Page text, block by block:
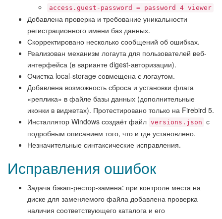
access.guest-password = password 4 viewer
Добавлена проверка и требование уникальности
регистрационного имени баз данных.
Скорректировано несколько сообщений об ошибках.
Реализован механизм логаута для пользователей веб-
интерфейса (в варианте digest-авторизации).
Очистка local-storage совмещена с логаутом.
Добавлена возможность сброса и установки флага
«реплика» в файле базы данных (дополнительные
иконки в виджетах). Протестировано только на Firebird 5.
Инсталлятор Windows создаёт файл versions.json с
подробным описанием того, что и где установлено.
Незначительные синтаксические исправления.
Исправления ошибок
Задача бэкап-рестор-замена: при контроле места на
диске для заменяемого файла добавлена проверка
наличия соответствующего каталога и его